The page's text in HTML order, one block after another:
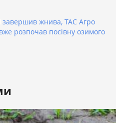
жнива, ТАС Агро
розпочав посівну озимого